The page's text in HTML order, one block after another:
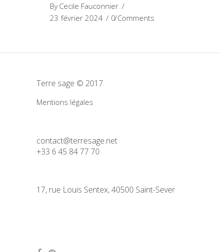
By Cecile Fauconnier
23 février 2024
0 Comments
Terre sage © 2017.
Mentions légales
contact@terresage.net
+33 6 45 84 77 70
17, rue Louis Sentex, 40500 Saint-Sever